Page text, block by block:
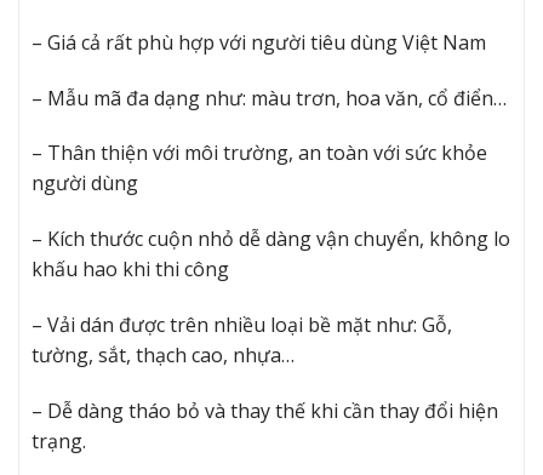
– Giá cả rất phù hợp với người tiêu dùng Việt Nam
– Mẫu mã đa dạng như: màu trơn, hoa văn, cổ điển…
– Thân thiện với môi trường, an toàn với sức khỏe
người dùng
– Kích thước cuộn nhỏ dễ dàng vận chuyển, không lo
khấu hao khi thi công
– Vải dán được trên nhiều loại bề mặt như: Gỗ,
tường, sắt, thạch cao, nhựa…
– Dễ dàng tháo bỏ và thay thế khi cần thay đổi hiện
trạng.